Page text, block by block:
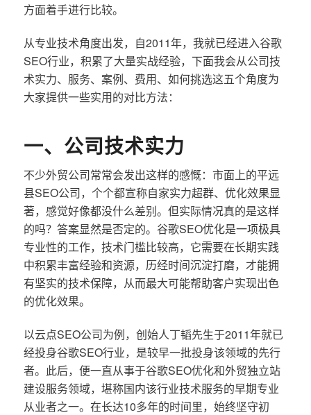
方面着手进行比较。
从专业技术角度出发，自2011年，我就已经进入谷歌
SEO行业，积累了大量实战经验，下面我会从公司技
术实力、服务、案例、费用、如何挑选这五个角度为
大家提供一些实用的对比方法：
一、公司技术实力
不少外贸公司常常会发出这样的感慨：市面上的平远
县SEO公司，个个都宣称自家实力超群、优化效果显
著，感觉好像都没什么差别。但实际情况真的是这样
的吗？答案显然是否定的。谷歌SEO优化是一项极具
专业性的工作，技术门槛比较高，它需要在长期实践
中积累丰富经验和资源，历经时间沉淀打磨，才能拥
有坚实的技术保障，从而最大可能帮助客户实现出色
的优化效果。
以云点SEO公司为例，创始人丁韬先生于2011年就已
经投身谷歌SEO行业，是较早一批投身该领域的先行
者。此后，便一直从事于谷歌SEO优化和外贸独立站
建设服务领域，堪称国内该行业技术服务的早期专业
从业者之一。在长达10多年的时间里，始终坚守初